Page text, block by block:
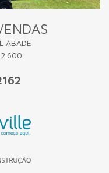
ABADE
2.600